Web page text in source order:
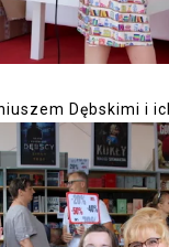
Dębskimi i